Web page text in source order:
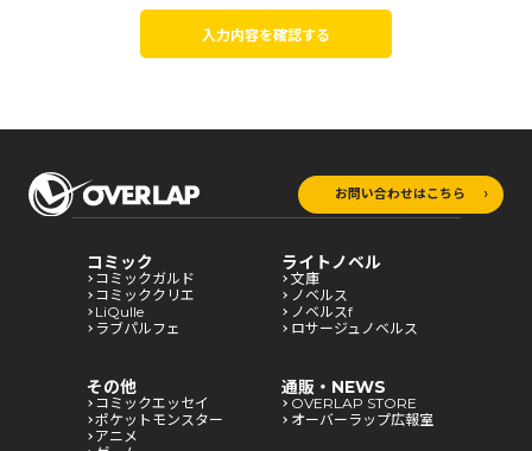
入力内容を確認する
お問い合わせはこちら
コミック
コミックガルド
コミッククリエ
LiQulle
ラブパルフェ
ライトノベル
文庫
ノベルス
ノベルスf
ロサージュノベルス
その他
コミックエッセイ
ポケットモンスター
アニメ
通販・NEWS
OVERLAP STORE
オーバーラップ広報室